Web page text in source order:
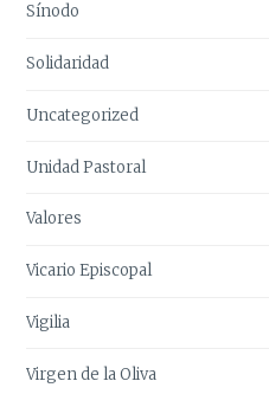
Sínodo
Solidaridad
Uncategorized
Unidad Pastoral
Valores
Vicario Episcopal
Vigilia
Virgen de la Oliva